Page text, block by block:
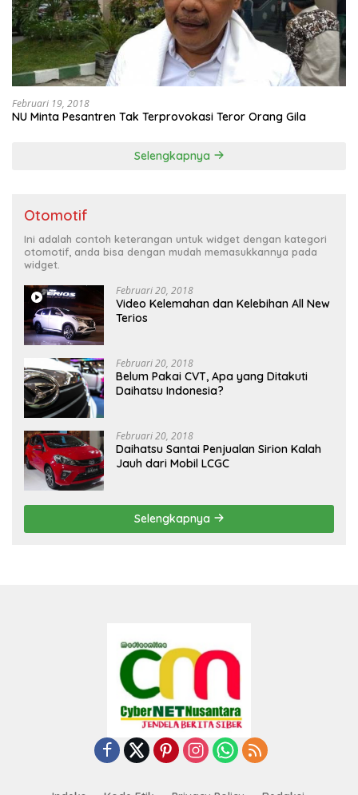
Februari 19, 2018
NU Minta Pesantren Tak Terprovokasi Teror Orang Gila
Selengkapnya
Otomotif
Ini adalah contoh keterangan untuk widget dengan kategori
otomotif, anda bisa dengan mudah memasukkannya pada
widget.
Februari 20, 2018
Video Kelemahan dan Kelebihan All New
Terios
Februari 20, 2018
Belum Pakai CVT, Apa yang Ditakuti
Daihatsu Indonesia?
Februari 20, 2018
Daihatsu Santai Penjualan Sirion Kalah
Jauh dari Mobil LCGC
Selengkapnya